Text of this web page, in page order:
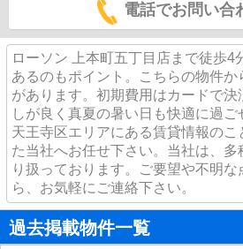
電話でお問い合
ローソン 上本町五丁目店まで徒歩4
あるのもポイント。こちらの物件
があります。初期費用はカードで決
しが良く真夏の暑い日も快適に過
天王寺区エリアにある賃貸情報のこ
た当社へお任せ下さい。当社は、多
り扱っております。ご要望や不明な
ら、お気軽にご連絡下さい。
過去掲載物件一覧